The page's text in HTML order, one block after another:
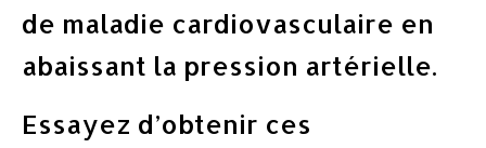
de maladie cardiovasculaire en
abaissant la pression artérielle.
Essayez d’obtenir ces